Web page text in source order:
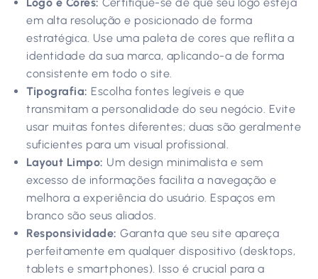
Logo e Cores: Certifique-se de que seu logo esteja
em alta resolução e posicionado de forma
estratégica. Use uma paleta de cores que reflita a
identidade da sua marca, aplicando-a de forma
consistente em todo o site.
Tipografia: Escolha fontes legíveis e que
transmitam a personalidade do seu negócio. Evite
usar muitas fontes diferentes; duas são geralmente
suficientes para um visual profissional.
Layout Limpo: Um design minimalista e sem
excesso de informações facilita a navegação e
melhora a experiência do usuário. Espaços em
branco são seus aliados.
Responsividade: Garanta que seu site apareça
perfeitamente em qualquer dispositivo (desktops,
tablets e smartphones). Isso é crucial para a